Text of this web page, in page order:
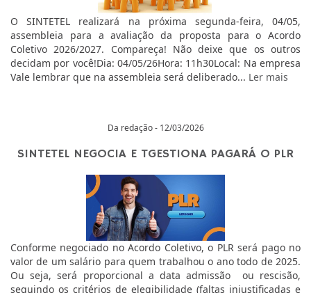
O SINTETEL realizará na próxima segunda-feira, 04/05,
assembleia para a avaliação da proposta para o Acordo
Coletivo 2026/2027. Compareça! Não deixe que os outros
decidam por você!Dia: 04/05/26Hora: 11h30Local: Na empresa
Vale lembrar que na assembleia será deliberado... Ler mais
Da redação - 12/03/2026
SINTETEL NEGOCIA E TGESTIONA PAGARÁ O PLR
Conforme negociado no Acordo Coletivo, o PLR será pago no
valor de um salário para quem trabalhou o ano todo de 2025.
Ou seja, será proporcional a data admissão ou rescisão,
seguindo os critérios de elegibilidade (faltas injustificadas e